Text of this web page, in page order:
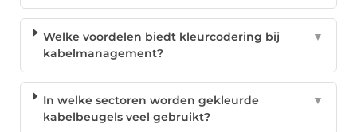
Welke voordelen biedt kleurcodering bij
kabelmanagement?
▼
In welke sectoren worden gekleurde
kabelbeugels veel gebruikt?
▼